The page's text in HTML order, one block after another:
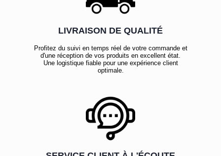
LIVRAISON DE QUALITÉ
Profitez du suivi en temps réel de votre commande et
d'une réception de vos produits en excellent état.
Une logistique fiable pour une expérience client
optimale.